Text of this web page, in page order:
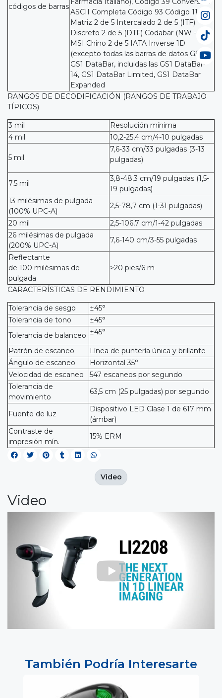
códigos de barras
ASCII Completa Código 93 Código 11
Matriz 2 de 5 Intercalado 2 de 5 (ITF)
Discreto 2 de 5 (DTF) Codabar (NW - 7)
MSI Chino 2 de 5 IATA Inverse 1D
(excepto todas las barras de datos GS1)
GS1 DataBar, incluidas las GS1 DataBar-
14, GS1 DataBar Limited, GS1 DataBar
Expanded
RANGOS DE DECODIFICACIÓN (RANGOS DE TRABAJO
TÍPICOS)
3 mil
Resolución mínima
4 mil
10,2-25,4 cm/4-10 pulgadas
5 mil
7,6-33 cm/33 pulgadas (3-13
pulgadas)
7.5 mil
3,8-48,3 cm/19 pulgadas (1,5-
19 pulgadas)
13 milésimas de pulgada
(100% UPC-A)
2,5-78,7 cm (1-31 pulgadas)
20 mil
2,5-106,7 cm/1-42 pulgadas
26 milésimas de pulgada
(200% UPC-A)
7,6-140 cm/3-55 pulgadas
Reflectante
de 100 milésimas de
pulgada
>20 pies/6 m
CARACTERÍSTICAS DE RENDIMIENTO
Tolerancia de sesgo
±45°
Tolerancia de tono
±45°
Tolerancia de balanceo ±45°
Patrón de escaneo
Línea de puntería única y brillante
Ángulo de escaneo
Horizontal 35°
Velocidad de escaneo
547 escaneos por segundo
Tolerancia de
movimiento
63,5 cm (25 pulgadas) por segundo
Fuente de luz
Dispositivo LED Clase 1 de 617 mm
(ámbar)
Contraste de
impresión mín.
15% ERM
Video
Video
También Podría Interesarte